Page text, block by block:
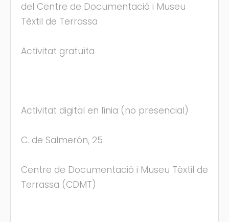
del Centre de Documentació i Museu
Tèxtil de Terrassa
Activitat gratuïta
Activitat digital en línia (no presencial)
C. de Salmerón, 25
Centre de Documentació i Museu Tèxtil de
Terrassa (CDMT)